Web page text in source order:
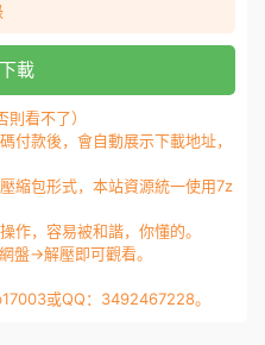
載
看不了）
款後，會自動展示下載地址，
縮包形式，本站資源統一使用7z
，容易被和諧，你懂的。
→解壓即可觀看。
或QQ：3492467228。